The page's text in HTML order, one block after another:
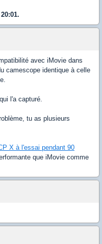
avec iMovie dans
camescope identique à celle
l'a capturé.
tu as plusieurs
X à l'essai pendant 90
que iMovie comme